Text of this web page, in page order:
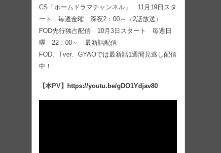
CS「ホームドラマチャンネル」 11月19日スタ
ート 毎週金曜 深夜2：00～（2話放送）
FOD先行独占配信 10月3日スタート 毎週日
曜 22：00～ 最新話配信
FOD、Tver、GYAOでは最新話1週間見逃し配信
中！
【本PV】 https://youtu.be/gDO1Ydjav80